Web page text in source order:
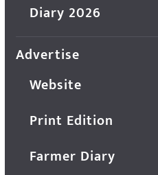
Diary 2026
Advertise
Website
Print Edition
Farmer Diary